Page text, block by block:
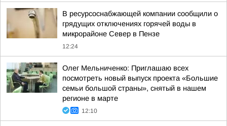
В ресурсоснабжающей компании сообщили о
грядущих отключениях горячей воды в
микрорайоне Север в Пензе
12:24
Олег Мельниченко: Приглашаю всех
посмотреть новый выпуск проекта «Большие
семьи большой страны», снятый в нашем
регионе в марте
12:10